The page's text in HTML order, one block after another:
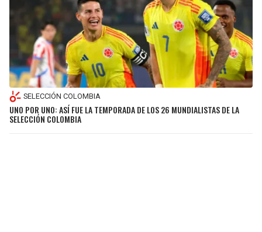
SELECCIÓN COLOMBIA
UNO POR UNO: ASÍ FUE LA TEMPORADA DE LOS 26 MUNDIALISTAS DE LA
SELECCIÓN COLOMBIA